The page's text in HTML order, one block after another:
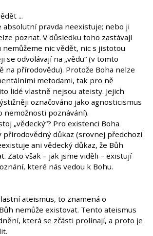
...
absolutní pravda neexistuje; nebo ji
poznat. V důsledku toho zastávají
nemůžeme nic vědět, nic s jistotou
se odvolávají na „vědu“ (v tomto
na přírodovědu). Protože Boha nelze
metodami, tak pro ně
lidé vlastně nejsou ateisty. Jejich
označováno jako agnosticismus
nemožnosti poznávání).
„vědecký“? Pro existenci Boha
přírodovědný důkaz (srovnej předchozí
ani vědecký důkaz, že Bůh
Zato však – jak jsme viděli – existují
které nás vedou k Bohu.
ateismus, to znamená o
nemůže existovat. Tento ateismus
která se zčásti prolínají, a proto je